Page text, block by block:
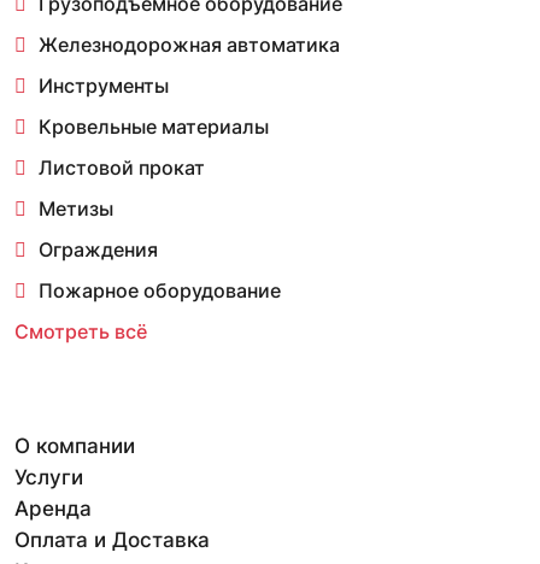
Железнодорожная автоматика
Инструменты
Кровельные материалы
Листовой прокат
Метизы
Ограждения
Пожарное оборудование
Смотреть всё
О компании
Услуги
Аренда
Оплата и Доставка